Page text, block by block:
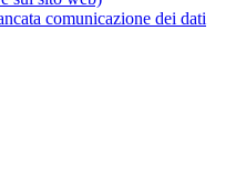
comunicazione dei dati